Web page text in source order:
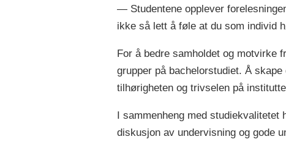
— Studentene opplever
ikke så lett å føle at du som individ
For å bedre samholdet og motvirke
grupper på bachelorstudiet. Å
tilhørigheten og trivselen på
I sammenheng med studiekvalitetet
diskusjon av undervisning og gode